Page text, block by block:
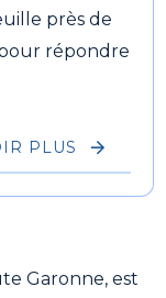
près de
répondre
PLUS
Garonne, est